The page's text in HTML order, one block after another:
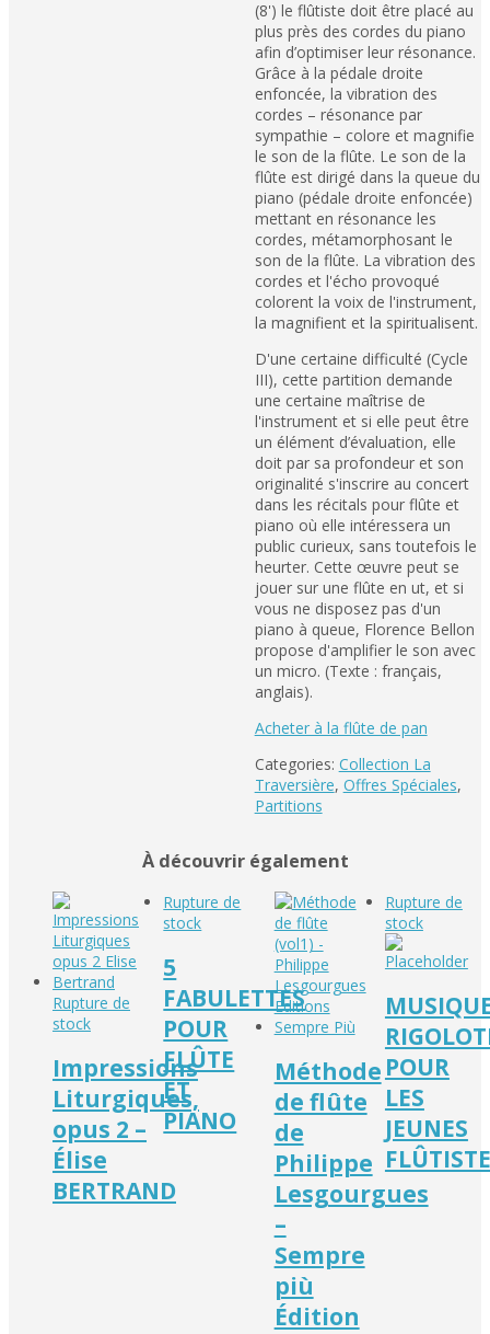
(8') le flûtiste doit être placé au
plus près des cordes du piano
afin d’optimiser leur résonance.
Grâce à la pédale droite
enfoncée, la vibration des
cordes – résonance par
sympathie – colore et magnifie
le son de la flûte. Le son de la
flûte est dirigé dans la queue du
piano (pédale droite enfoncée)
mettant en résonance les
cordes, métamorphosant le
son de la flûte. La vibration des
cordes et l'écho provoqué
colorent la voix de l'instrument,
la magnifient et la spiritualisent.
D'une certaine difficulté (Cycle
III), cette partition demande
une certaine maîtrise de
l'instrument et si elle peut être
un élément d’évaluation, elle
doit par sa profondeur et son
originalité s'inscrire au concert
dans les récitals pour flûte et
piano où elle intéressera un
public curieux, sans toutefois le
heurter. Cette œuvre peut se
jouer sur une flûte en ut, et si
vous ne disposez pas d'un
piano à queue, Florence Bellon
propose d'amplifier le son avec
un micro. (Texte : français,
anglais).
Acheter à la flûte de pan
Categories: Collection La
Traversière, Offres Spéciales,
Partitions
À découvrir également
Rupture de
stock
Impressions
Liturgiques,
opus 2 –
Élise
BERTRAND
Rupture de
stock
5
FABULETTES
POUR
FLÛTE
ET
PIANO
Méthode
de flûte
de
Philippe
Lesgourgues
–
Sempre
più
Édition
Rupture de
stock
POUR
LES
JEUNES